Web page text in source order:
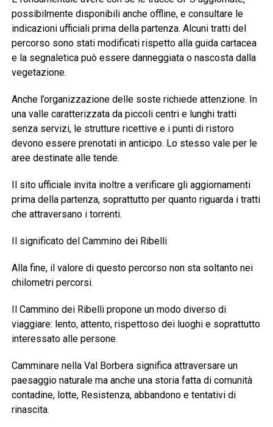
possibilmente disponibili anche offline, e consultare le
indicazioni ufficiali prima della partenza. Alcuni tratti del
percorso sono stati modificati rispetto alla guida cartacea
e la segnaletica può essere danneggiata o nascosta dalla
vegetazione.
Anche l’organizzazione delle soste richiede attenzione. In
una valle caratterizzata da piccoli centri e lunghi tratti
senza servizi, le strutture ricettive e i punti di ristoro
devono essere prenotati in anticipo. Lo stesso vale per le
aree destinate alle tende.
Il sito ufficiale invita inoltre a verificare gli aggiornamenti
prima della partenza, soprattutto per quanto riguarda i tratti
che attraversano i torrenti.
Il significato del Cammino dei Ribelli
Alla fine, il valore di questo percorso non sta soltanto nei
chilometri percorsi.
Il Cammino dei Ribelli propone un modo diverso di
viaggiare: lento, attento, rispettoso dei luoghi e soprattutto
interessato alle persone.
Camminare nella Val Borbera significa attraversare un
paesaggio naturale ma anche una storia fatta di comunità
contadine, lotte, Resistenza, abbandono e tentativi di
rinascita.